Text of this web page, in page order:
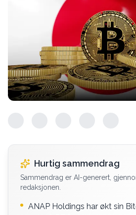
Hurtig sammendrag
Sammendrag er AI-generert,
redaksjonen.
ANAP Holdings har økt sin